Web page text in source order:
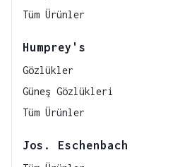
Tüm Ürünler
Humprey's
Gözlükler
Güneş Gözlükleri
Tüm Ürünler
Jos. Eschenbach